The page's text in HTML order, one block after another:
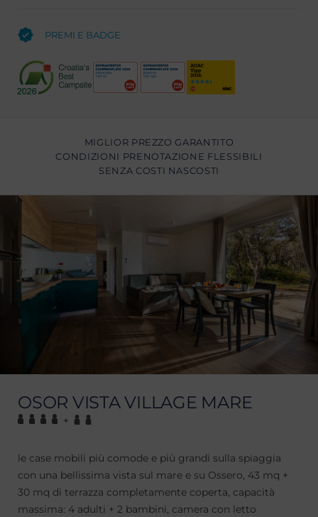
PREMI E BADGE
MIGLIOR PREZZO GARANTITO
CONDIZIONI PRENOTAZIONE FLESSIBILI
SENZA COSTI NASCOSTI
OSOR VISTA VILLAGE MARE
+
le case mobili più comode e più grandi sulla spiaggia
con una bellissima vista sul mare e su Ossero, 43 mq +
30 mq di terrazza completamente coperta, capacità
massima: 4 adulti + 2 bambini, camera con letto